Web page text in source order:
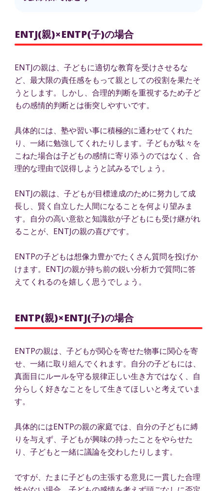
ENTJ(親)×ENTP(子)の場合
ENTJの親は、子どもに適切な教育を受けさせるな
ど、最大限の責任感をもって親としての役割を果たそ
うとします。しかし、合理的判断を重視するため子ど
もの感情的判断とは衝突しやすいです。
具体的には、塾や習い事に積極的に通わせてくれた
り、一緒に勉強してくれたりします。子どもが駄々を
こねた場合は子どもの感情に寄り添うのではなく、合
理的な理由で説得しようと試みるでしょう。
ENTJの親は、子どもが目標達成のために努力して成
長し、賢く自立した人間になることを何より望みま
す。自分の高い意欲と知識欲が子どもにも受け継がれ
ることが、ENTJの親の喜びです。
ENTPの子どもは想像力豊かでたくさん質問を投げか
けます。ENTJの親が持ち前の鋭い分析力で質問に答
えてくれるのを嬉しく思うでしょう。
ENTP(親)×ENTJ(子)の場合
ENTPの親は、子どもが関心を寄せた物事に関心を寄
せ、一緒に取り組んでくれます。自分の子どもには、
真面目にルールを守る規律正しい生き方ではなく、自
分らしく好きなことをして生きてほしいと考えていま
す。
具体的にはENTPの親の家庭では、自分の子どもに縛
りを与えず、子どもが興味の持ったことをやらせた
り、子どもと一緒に議論を交わしたりします。
ですが、たまに子どもの主張する意見に一貫した合理